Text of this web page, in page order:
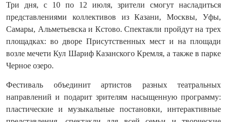
Три дня, с 10 по 12 июля, зрители смогут насладиться
представлениями коллективов из Казани, Москвы, Уфы,
Самары, Альметьевска и Кстово. Спектакли пройдут на трех
площадках: во дворе Присутственных мест и на площади
возле мечети Кул Шариф Казанского Кремля, а также в парке
Черное озеро.
Фестиваль объединит артистов разных театральных
направлений и подарит зрителям насыщенную программу:
пластические и музыкальные постановки, интерактивные